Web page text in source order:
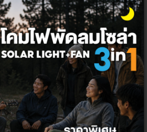
โดยมีทริกการเลือกใช้ง่าย ๆ ดังนี้
ภูมิอยู่ 2700-3000 เคลวิน เป็นแสงโทน
ช้เป็นไฟดาวน์ไลท์ห้องนอน หรือห้องที่
าย ให้ความรู้สึกอบอุ่น น่าพักผ่อน
ภูมิหลอดอยู่ที่ 4000-5000 เคลวิน ซึ่ง
ล้เคียงกับธรรมชาติ ให้ความรู้สึกคล้าย
มาะกับการใช้งานทั่ว ๆ ไป